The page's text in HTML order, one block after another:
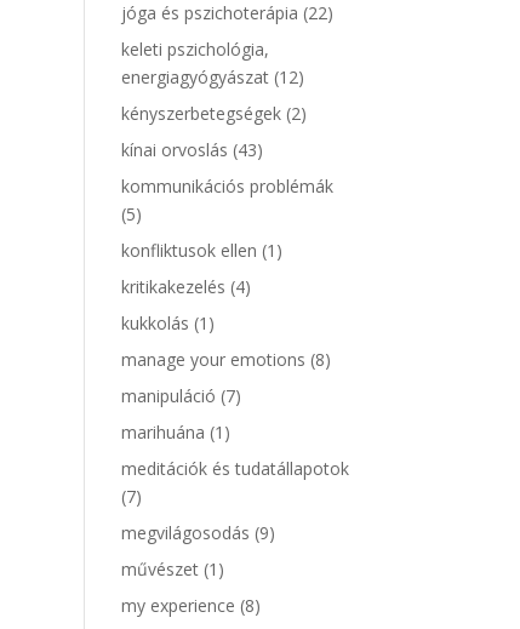
jóga és pszichoterápia (22)
keleti pszichológia,
energiagyógyászat (12)
kényszerbetegségek (2)
kínai orvoslás (43)
kommunikációs problémák
(5)
konfliktusok ellen (1)
kritikakezelés (4)
kukkolás (1)
manage your emotions (8)
manipuláció (7)
marihuána (1)
meditációk és tudatállapotok
(7)
megvilágosodás (9)
művészet (1)
my experience (8)